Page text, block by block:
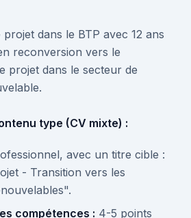
projet dans le BTP avec 12 ans
reconversion vers le
projet dans le secteur de
type (CV mixte) :
avec un titre cible :
- Transition vers les
compétences : 4-5 points